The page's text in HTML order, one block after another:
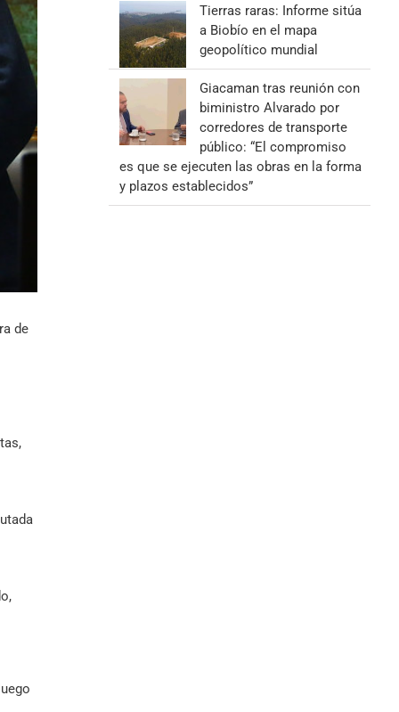
de
Tierras raras: Informe sitúa
a Biobío en el mapa
geopolítico mundial
Giacaman tras reunión con
biministro Alvarado por
corredores de transporte
público: “El compromiso
es que se ejecuten las obras en la forma
y plazos establecidos”